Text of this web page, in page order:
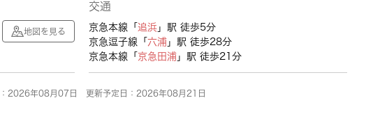
地図を見る
交通
京急本線「 追浜 」駅 徒歩5分
京急逗子線「 六浦 」駅 徒歩28分
京急本線「 京急田浦 」駅 徒歩21分
：2026年08月07日 更新予定日：2026年08月21日